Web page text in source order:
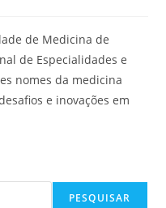
de Medicina de
de Especialidades e
nomes da medicina
e inovações em
PESQUISAR